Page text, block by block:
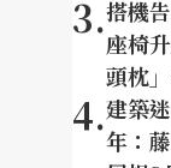
3.搭機
座椅
頭枕
4.建築
年：